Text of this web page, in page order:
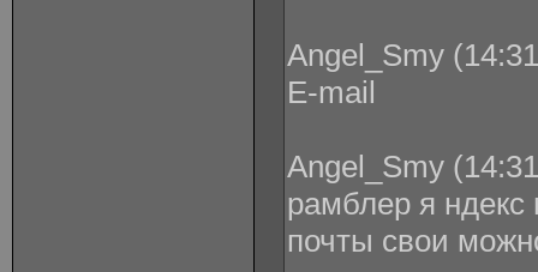
Angel_Smy
E-mail
Angel_Smy
рамблер я
почты свои